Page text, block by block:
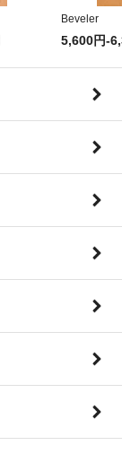
Beveler
5,600円-